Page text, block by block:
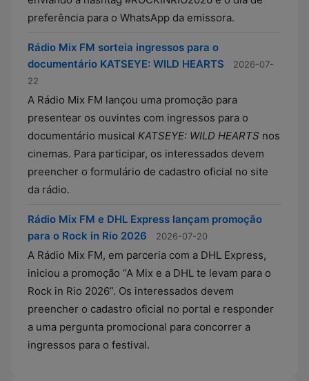
preferência para o WhatsApp da emissora.
Rádio Mix FM sorteia ingressos para o
documentário KATSEYE: WILD HEARTS
2026-07-
22
A Rádio Mix FM lançou uma promoção para
presentear os ouvintes com ingressos para o
documentário musical KATSEYE: WILD HEARTS nos
cinemas. Para participar, os interessados devem
preencher o formulário de cadastro oficial no site
da rádio.
Rádio Mix FM e DHL Express lançam promoção
para o Rock in Rio 2026
2026-07-20
A Rádio Mix FM, em parceria com a DHL Express,
iniciou a promoção “A Mix e a DHL te levam para o
Rock in Rio 2026”. Os interessados devem
preencher o cadastro oficial no portal e responder
a uma pergunta promocional para concorrer a
ingressos para o festival.